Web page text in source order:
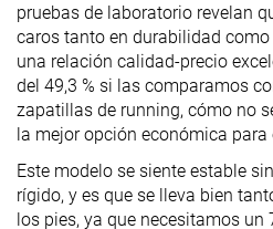
pruebas de laboratorio revelan
caros tanto en durabilidad
una relación calidad-precio
del 49,3 % si las comparamos
zapatillas de running, cómo no
la mejor opción económica para
Este modelo se siente estable
rígido, y es que se lleva bien
los pies, ya que necesitamos un